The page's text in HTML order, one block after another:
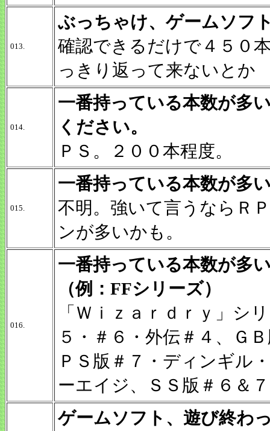
013.
ぶっちゃけ、ゲームソフ
確認できるだけで４５０
っきり返って来ないとか
014.
一番持っている本数が多
ください。
ＰＳ。２００本程度。
015.
一番持っている本数が多
不明。強いて言うならＲ
ンが多いかも。
016.
一番持っている本数が多
（例：FFシリーズ）
「Ｗｉｚａｒｄｒｙ」シ
５・＃６・外伝＃４、Ｇ
ＰＳ版＃７・ディンギル
ーエイジ、ＳＳ版＃６＆
ゲームソフト、遊び終わ